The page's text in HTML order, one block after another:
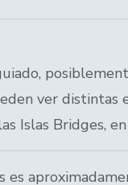
ver distintas
Islas Bridges,
es